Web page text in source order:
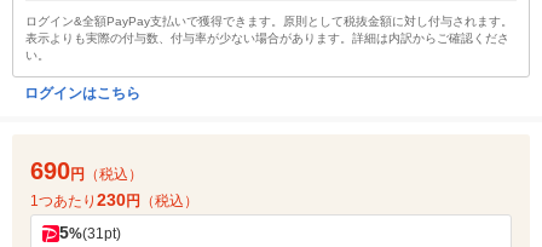
ログイン&全額PayPay支払いで獲得できます。原則として税抜金額に対し付与されます。
表示よりも実際の付与数、付与率が少ない場合があります。詳細は内訳からご確認くださ
い。
ログインはこちら
690円
（税込）
1つあたり 230円 （税込）
5%(31pt)